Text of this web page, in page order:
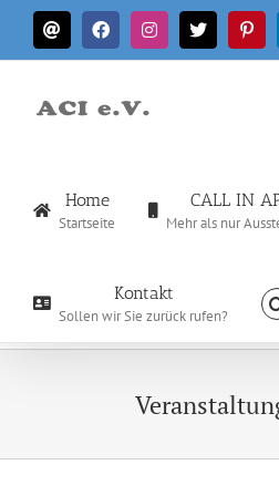
Zum
InhaltE-
Mail
FacebookInstagram
X
Home
Startseite
CALL IN
Mehr als nur
Kontakt
Sollen wir Sie zurück rufen?